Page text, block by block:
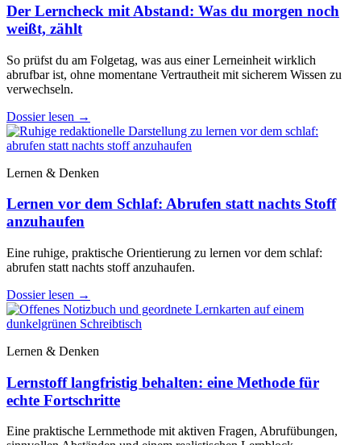
Der Lerncheck mit Abstand: Was du morgen noch
weißt, zählt
So prüfst du am Folgetag, was aus einer Lerneinheit wirklich
abrufbar ist, ohne momentane Vertrautheit mit sicherem Wissen zu
verwechseln.
Dossier lesen →
Lernen & Denken
Lernen vor dem Schlaf: Abrufen statt nachts Stoff
anzuhaufen
Eine ruhige, praktische Orientierung zu lernen vor dem schlaf:
abrufen statt nachts stoff anzuhaufen.
Dossier lesen →
Lernen & Denken
Lernstoff langfristig behalten: eine Methode für
echte Fortschritte
Eine praktische Lernmethode mit aktiven Fragen, Abrufübungen,